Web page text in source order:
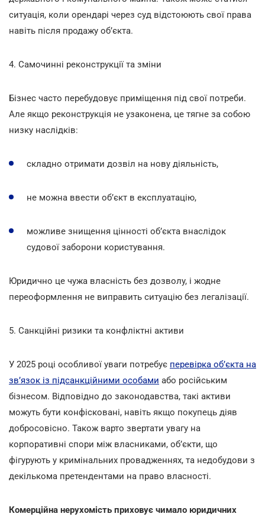
ситуація, коли орендарі через суд відстоюють свої права
навіть після продажу об’єкта.
4. Самочинні реконструкції та зміни
Бізнес часто перебудовує приміщення під свої потреби.
Але якщо реконструкція не узаконена, це тягне за собою
низку наслідків:
складно отримати дозвіл на нову діяльність,
не можна ввести об’єкт в експлуатацію,
можливе знищення цінності об’єкта внаслідок
судової заборони користування.
Юридично це чужа власність без дозволу, і жодне
переоформлення не виправить ситуацію без легалізації.
5. Санкційні ризики та конфліктні активи
У 2025 році особливої уваги потребує перевірка об’єкта на
зв’язок із підсанкційними особами або російським
бізнесом. Відповідно до законодавства, такі активи
можуть бути конфісковані, навіть якщо покупець діяв
добросовісно. Також варто звертати увагу на
корпоративні спори між власниками, об’єкти, що
фігурують у кримінальних провадженнях, та недобудови з
декількома претендентами на право власності.
Комерційна нерухомість приховує чимало юридичних